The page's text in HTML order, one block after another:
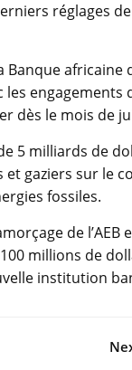
réglages
africaine
dès le mois de
5 milliards de
gaziers sur le
fossiles.
de
millions de
institution